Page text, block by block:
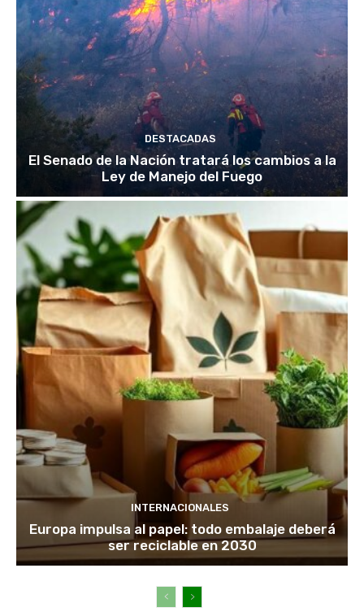
DESTACADAS
El Senado de la Nación tratará los cambios a la
Ley de Manejo del Fuego
INTERNACIONALES
Europa impulsa al papel: todo embalaje deberá
ser reciclable en 2030